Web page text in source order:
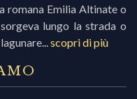
romana Emilia Altinate o
lungo la strada o
scopri di più